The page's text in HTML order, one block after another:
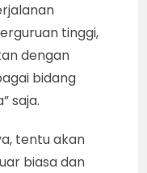
tinggi,
dengan
bidang
saja.
tentu akan
biasa dan